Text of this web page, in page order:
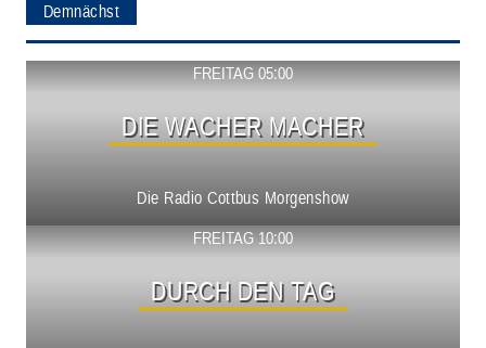
Demnächst
FREITAG 05:00
DIE WACHER MACHER
Die Radio Cottbus Morgenshow
Show ansehen
FREITAG 10:00
DURCH DEN TAG
Show ansehen